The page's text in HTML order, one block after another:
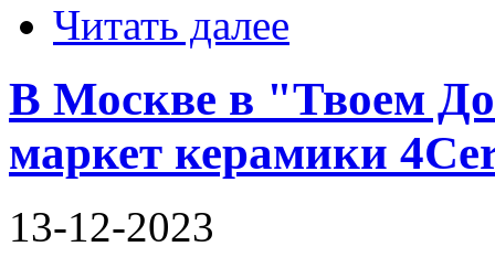
Читать далее
В Москве в "Твоем
маркет керамики
13-12-2023